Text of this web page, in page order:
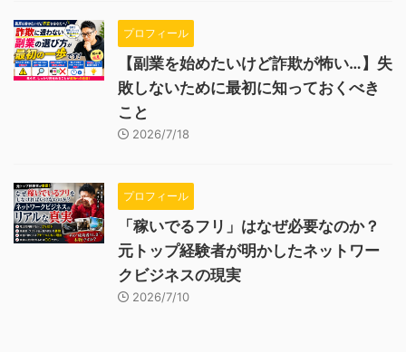
プロフィール
【副業を始めたいけど詐欺が怖い…】失
敗しないために最初に知っておくべき
こと
2026/7/18
プロフィール
「稼いでるフリ」はなぜ必要なのか？
元トップ経験者が明かしたネットワー
クビジネスの現実
2026/7/10